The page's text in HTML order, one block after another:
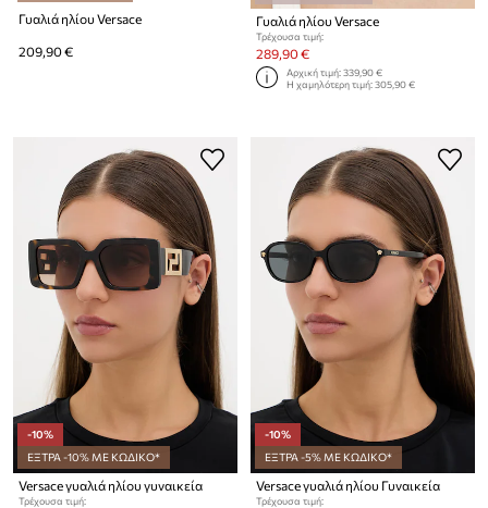
Γυαλιά ηλίου Versace
209,90 €
Γυαλιά ηλίου Versace
Τρέχουσα τιμή:
289,90 €
Αρχική τιμή:339,90 €
Η χαμηλότερη τιμή:305,90 €
-10%
ΕΞΤΡΑ -10% ΜΕ ΚΩΔΙΚΟ*
Versace γυαλιά ηλίου γυναικεία
Τρέχουσα τιμή:
-10%
ΕΞΤΡΑ -5% ΜΕ ΚΩΔΙΚΟ*
Versace γυαλιά ηλίου Γυναικεία
Τρέχουσα τιμή: